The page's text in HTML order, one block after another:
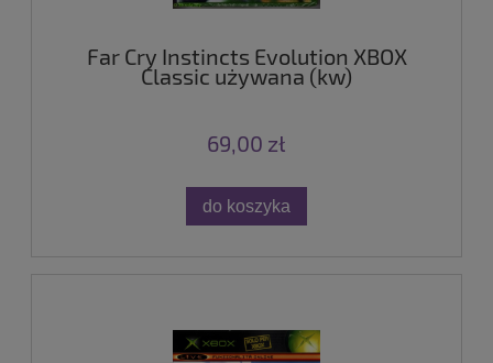
Far Cry Instincts Evolution XBOX
Classic używana (kw)
69,00 zł
do koszyka